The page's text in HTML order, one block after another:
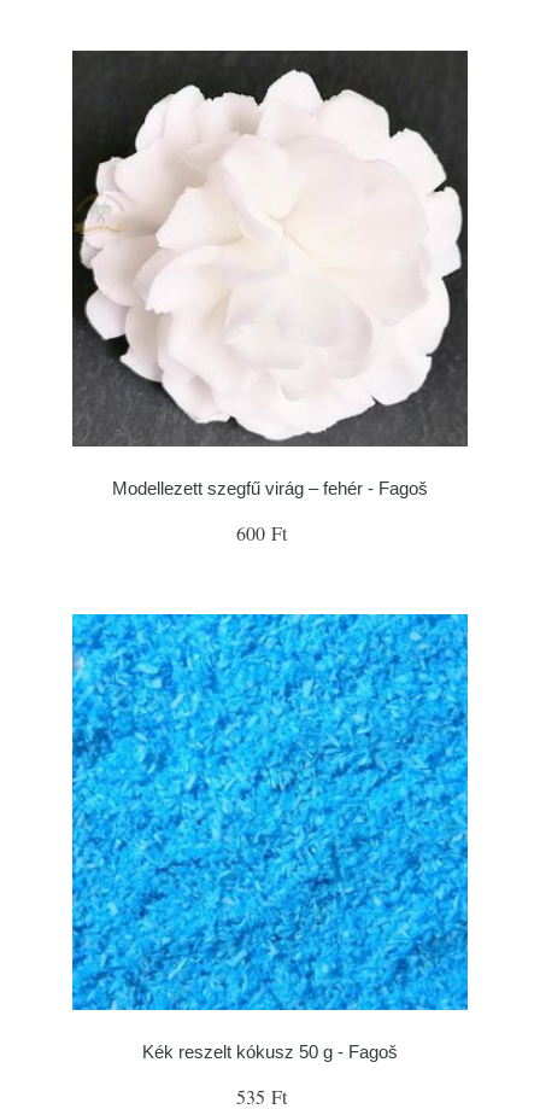
Modellezett szegfű virág – fehér - Fagoš
600 Ft
Kék reszelt kókusz 50 g - Fagoš
535 Ft